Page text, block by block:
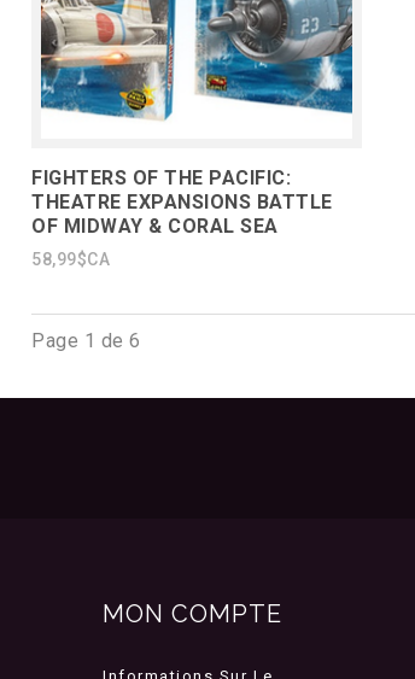
FIGHTERS OF THE PACIFIC:
THEATRE EXPANSIONS BATTLE
OF MIDWAY & CORAL SEA
58,99$CA
Page 1 de 6
MON COMPTE